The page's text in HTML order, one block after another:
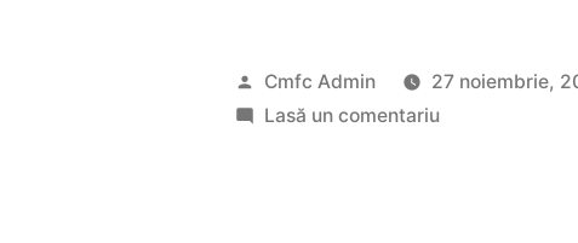
Publicat
de
Cmfc Admin 27 noiembrie,
Lasă un comentariu